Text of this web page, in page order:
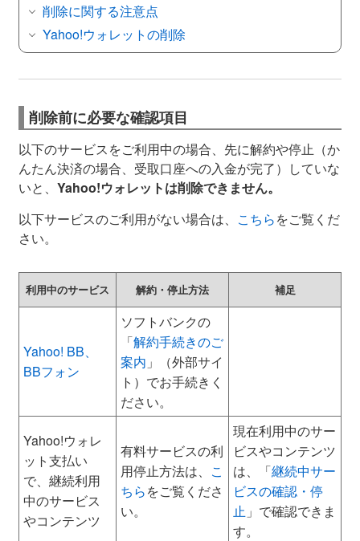
削除に関する注意点
Yahoo!ウォレットの削除
削除前に必要な確認項目
以下のサービスをご利用中の場合、先に解約や停止（か
んたん決済の場合、受取口座への入金が完了）していな
いと、 Yahoo!ウォレットは削除できません。
以下サービスのご利用がない場合は、 こちらをご覧くだ
さい。
利用中のサービス 解約・停止方法 補足
Yahoo! BB、
BBフォン
ソフトバンクの
「解約手続きのご
案内 」（外部サイ
ト）でお手続きく
ださい。
Yahoo!ウォレ
ット支払い
で、継続利用
中のサービス
やコンテンツ
有料サービスの利
用停止方法は、 こ
ちらをご覧くださ
い。
現在利用中のサー
ビスやコンテンツ
は、「継続中サー
ビスの確認・停
止 」で確認できま
す。